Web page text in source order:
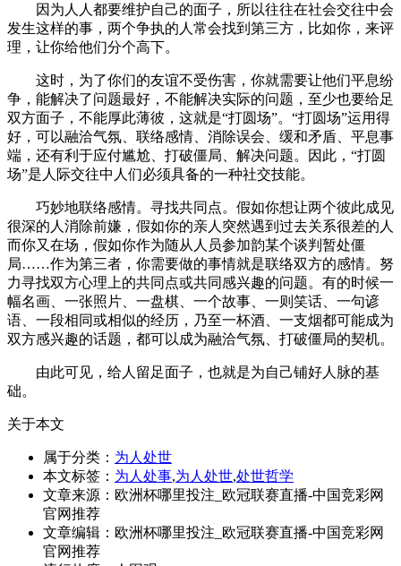
因为人人都要维护自己的面子，所以往往在社会交往中会
发生这样的事，两个争执的人常会找到第三方，比如你，来评
理，让你给他们分个高下。
这时，为了你们的友谊不受伤害，你就需要让他们平息纷
争，能解决了问题最好，不能解决实际的问题，至少也要给足
双方面子，不能厚此薄彼，这就是“打圆场”。“打圆场”运用得
好，可以融洽气氛、联络感情、消除误会、缓和矛盾、平息事
端，还有利于应付尴尬、打破僵局、解决问题。因此，“打圆
场”是人际交往中人们必须具备的一种社交技能。
巧妙地联络感情。寻找共同点。假如你想让两个彼此成见
很深的人消除前嫌，假如你的亲人突然遇到过去关系很差的人
而你又在场，假如你作为随从人员参加韵某个谈判暂处僵
局……作为第三者，你需要做的事情就是联络双方的感情。努
力寻找双方心理上的共同点或共同感兴趣的问题。有的时候一
幅名画、一张照片、一盘棋、一个故事、一则笑话、一句谚
语、一段相同或相似的经历，乃至一杯酒、一支烟都可能成为
双方感兴趣的话题，都可以成为融洽气氛、打破僵局的契机。
由此可见，给人留足面子，也就是为自己铺好人脉的基
础。
关于本文
属于分类： 为人处世
本文标签： 为人处事,为人处世,处世哲学
文章来源：欧洲杯哪里投注_欧冠联赛直播-中国竞彩网
官网推荐
文章编辑：欧洲杯哪里投注_欧冠联赛直播-中国竞彩网
官网推荐